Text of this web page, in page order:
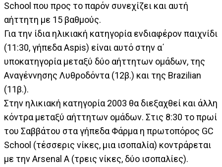
School που προς το παρόν συνεχίζει και αυτή
αήττητη με 15 βαθμούς.
Για την ίδια ηλικιακή κατηγορία ενδιαφέρον παιχνίδι
(11:30, γήπεδα Aspis) είναι αυτό στην α΄
υποκατηγορία μεταξύ δύο αήττητων ομάδων, της
Αναγέννησης Λυθροδόντα (12β.) και της Brazilian
(11β.).
Στην ηλικιακή κατηγορία 2003 θα διεξαχθεί και άλλη
κόντρα μεταξύ αήττητων ομάδων. Στις 8:30 το πρωί
του Σαββάτου στα γήπεδα Φάρμα η πρωτοπόρος GC
School (τέσσερις νίκες, μια ισοπαλία) κοντράρεται
με την Arsenal A (τρεις νίκες, δύο ισοπαλίες).